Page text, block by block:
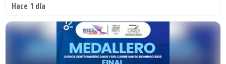
Hace 1 día